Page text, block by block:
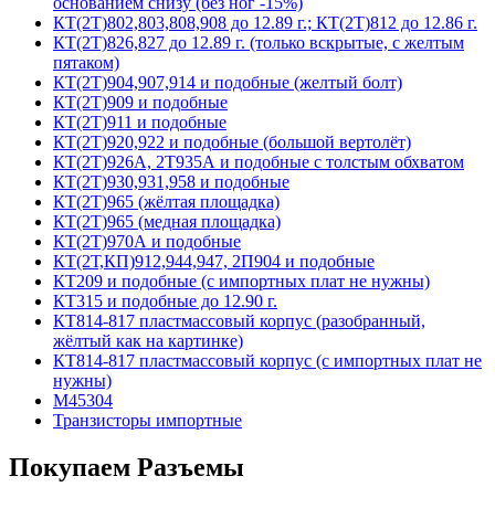
КТ(2Т)802,803,808,908 до 12.89 г.; КТ(2Т)812 до 12.86 г.
КТ(2Т)826,827 до 12.89 г. (только вскрытые, с желтым
пятаком)
КТ(2Т)904,907,914 и подобные (желтый болт)
КТ(2Т)909 и подобные
КТ(2Т)911 и подобные
КТ(2Т)920,922 и подобные (большой вертолёт)
КТ(2Т)926А, 2Т935А и подобные с толстым обхватом
КТ(2Т)930,931,958 и подобные
КТ(2Т)965 (жёлтая площадка)
КТ(2Т)965 (медная площадка)
КТ(2Т)970А и подобные
КТ(2Т,КП)912,944,947, 2П904 и подобные
КТ209 и подобные (с импортных плат не нужны)
КТ315 и подобные до 12.90 г.
КТ814-817 пластмассовый корпус (разобранный,
жёлтый как на картинке)
КТ814-817 пластмассовый корпус (с импортных плат не
нужны)
М45304
Транзисторы импортные
Покупаем Разъемы